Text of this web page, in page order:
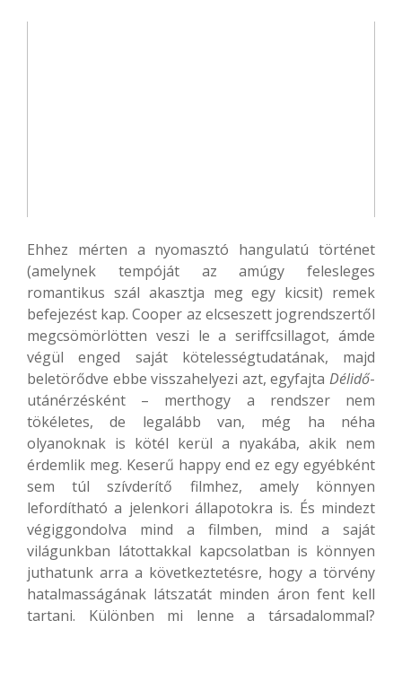
Ehhez mérten a nyomasztó hangulatú történet
(amelynek tempóját az amúgy felesleges
romantikus szál akasztja meg egy kicsit) remek
befejezést kap. Cooper az elcseszett jogrendszertől
megcsömörlötten veszi le a seriffcsillagot, ámde
végül enged saját kötelességtudatának, majd
beletörődve ebbe visszahelyezi azt, egyfajta Délidő-
utánérzésként – merthogy a rendszer nem
tökéletes, de legalább van, még ha néha
olyanoknak is kötél kerül a nyakába, akik nem
érdemlik meg. Keserű happy end ez egy egyébként
sem túl szívderítő filmhez, amely könnyen
lefordítható a jelenkori állapotokra is. És mindezt
végiggondolva mind a filmben, mind a saját
világunkban látottakkal kapcsolatban is könnyen
juthatunk arra a következtetésre, hogy a törvény
hatalmasságának látszatát minden áron fent kell
tartani. Különben mi lenne a társadalommal?